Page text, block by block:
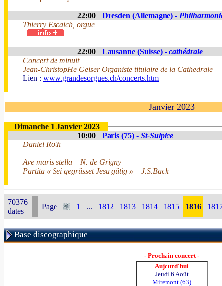
22:00 Dresden (Allemagne) -
Thierry Escaich, orgue
22:00 Lausanne (Suisse) - cathédrale
Concert de minuit
Jean-ChristopHe Geiser Organiste titulaire de la Cathedrale
Lien : www.grandesorgues.ch/concerts.htm
Janvier 2023
Dimanche 1 Janvier 2023
10:00
Paris (75) - St-Sulpice
Daniel Roth
Ave maris stella – N. de Grigny
Partita « Sei gegrüsset Jesu gütig » – J.S.Bach
70376
dates
Page 1 ... 1812 1813 1814 1815 1816
Base discographique
- Prochain concert -
Aujourd'hui
Jeudi 6 Août
Miremont (63)